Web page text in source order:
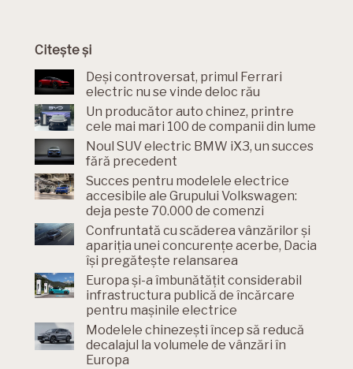
Citește și
Deși controversat, primul Ferrari
electric nu se vinde deloc rău
Un producător auto chinez, printre
cele mai mari 100 de companii din lume
Noul SUV electric BMW iX3, un succes
fără precedent
Succes pentru modelele electrice
accesibile ale Grupului Volkswagen:
deja peste 70.000 de comenzi
Confruntată cu scăderea vânzărilor și
apariția unei concurențe acerbe, Dacia
își pregătește relansarea
Europa și-a îmbunătățit considerabil
infrastructura publică de încărcare
pentru mașinile electrice
Modelele chinezești încep să reducă
decalajul la volumele de vânzări în
Europa